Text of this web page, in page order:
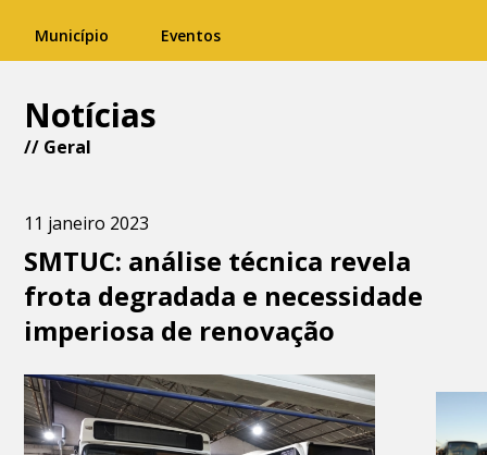
Município Eventos
Notícias
// Geral
11 janeiro 2023
SMTUC: análise técnica revela
frota degradada e necessidade
imperiosa de renovação